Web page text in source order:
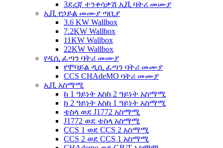
3ደረጃ ተንቀሳቃሽ ኢቪ ባትሪ መሙያ
ኢቪ የኃይል መሙያ ጣቢያ
3.6 KW Wallbox
7.2KW Wallbox
11KW Wallbox
22KW Wallbox
የዲሲ ፈጣን ባትሪ መሙያ
የሞባይል ዲሲ ፈጣን ባትሪ መሙያ
CCS CHAdeMO ባትሪ መሙያ
ኢቪ አስማሚ
ከ 1 ዓይነት እስከ 2 ዓይነት አስማሚ
ከ 2 ዓይነት እስከ 1 ዓይነት አስማሚ
ቴስላ ወደ J1772 አስማሚ
J1772 ወደ ቴስላ አስማሚ
CCS 1 ወደ CCS 2 አስማሚ
CCS 2 ወደ CCS 1 አስማሚ